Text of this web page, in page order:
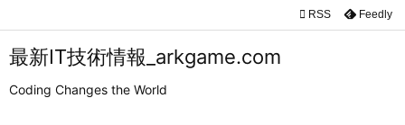
最新IT技術情報_arkgame.com
Coding Changes the World


 RSS Feedly